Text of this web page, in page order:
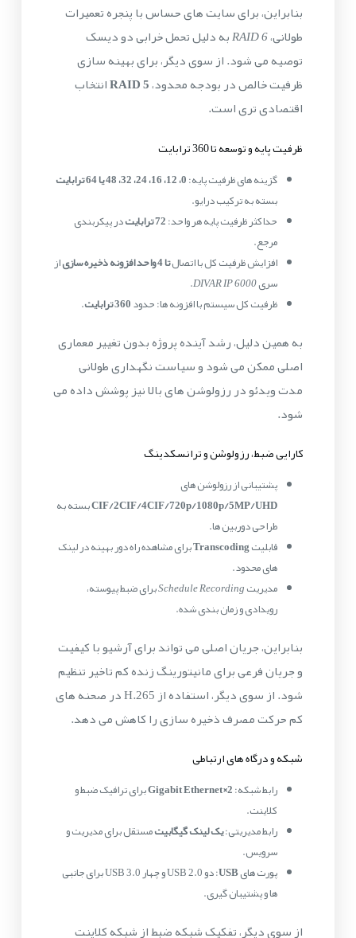
بنابراین، برای سایت های حساس با پنجره تعمیرات
طولانی،RAID 6به دلیل تحمل خرابی دو دیسک
توصیه می شود. از سوی دیگر، برای بهینه سازی
ظرفیت خالص در بودجه محدود،RAID 5انتخاب
اقتصادی تری است.
ظرفیت پایه و توسعه تا 360 ترابایت
گزینه های ظرفیت پایه:0، 12، 16، 24، 32، 48 یا 64 ترابایت
بسته به ترکیب درایو.
حداکثر ظرفیت پایه هر واحد:72 ترابایت
در پیکربندی
مرجع.
افزایش ظرفیت کل با اتصالتا 4 واحد افزونه ذخیره سازی
از
سریDIVAR IP 6000
.
ظرفیت کل سیستم با افزونه ها: حدود360 ترابایت .
به همین دلیل، رشد آینده پروژه بدون تغییر معماری
اصلی ممکن می شود و سیاست نگهداری طولانی
مدت ویدئو در رزولوشن های بالا نیز پوشش داده می
شود.
کارایی ضبط، رزولوشن و ترانسکدینگ
پشتیبانی از رزولوشن های
CIF/2CIF/4CIF/720p/1080p/5MP/UHDبسته به
طراحی دوربین ها.
قابلیتTranscodingبرای مشاهده راه دور بهینه در لینک
های محدود.
مدیریتSchedule Recordingبرای ضبط پیوسته،
رویدادی و زمان بندی شده.
بنابراین، جریان اصلی می تواند برای آرشیو با کیفیت
و جریان فرعی برای مانیتورینگ زنده کم تاخیر تنظیم
شود. از سوی دیگر، استفاده از H.265 در صحنه های
کم حرکت مصرف ذخیره سازی را کاهش می دهد.
شبکه و درگاه های ارتباطی
رابط شبکه:2×Gigabit Ethernet
برای ترافیک ضبط و
کلاینت.
رابط مدیریتی:یک لینک گیگابیتمستقل برای مدیریت و
سرویس.
پورت هایUSB
: دو USB 2.0 و چهار USB 3.0 برای جانبی
ها و پشتیبان گیری.
از سوی دیگر، تفکیک شبکه ضبط از شبکه کلاینت